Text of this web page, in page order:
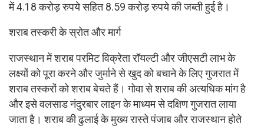
में 4.18 करोड़ रुपये सहित 8.59 करोड़ रुपये की जब्ती हुई है।
शराब तस्करी के स्रोत और मार्ग
राजस्थान में शराब परमिट विक्रेता रॉयल्टी और जीएसटी लाभ के
लक्ष्यों को पूरा करने और जुर्माने से खुद को बचाने के लिए गुजरात में
शराब तस्करों को शराब बेचते हैं। गोवा से शराब की अत्यधिक मांग है
और इसे वलसाड नंदुरबार लाइन के माध्यम से दक्षिण गुजरात लाया
जाता है। शराब की ढुलाई के मुख्य रास्ते पंजाब और राजस्थान होते